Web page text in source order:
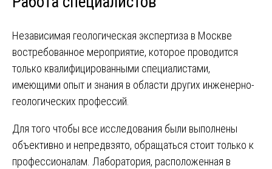
Независимая геологическая экспертиза в Москве
востребованное мероприятие, которое проводится
только квалифицированными специалистами,
имеющими опыт и знания в области других инженерно-
геологических профессий.
Для того чтобы все исследования были выполнены
объективно и непредвзято, обращаться стоит только к
профессионалам. Лаборатория, расположенная в